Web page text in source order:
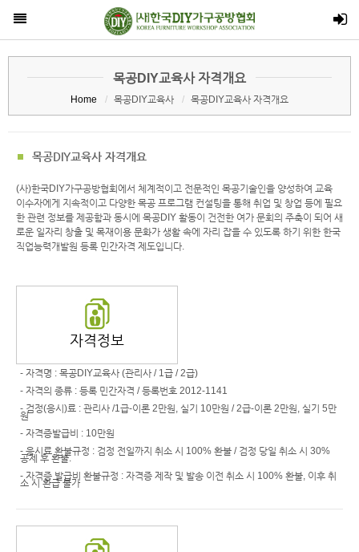
전체메뉴
협회회원
목공DIY교육사
목공DIY교육사 자격개요
목공DIY교육사 강사현황
협회지정교육기관
사이트이용안내
로그인
회원가입
이메일 무단수집거부
목공DIY교육사 자격개요
Home 목공DIY교육사 목공DIY교육사 자격개요
목공DIY교육사 자격개요
(사)한국DIY가구공방협회에서 체계적이고 전문적인 목공기술인을 양성하여 교육
이수자에게 지속적이고 다양한 목공 프로그램 컨설팅을 통해 취업 및 창업 등에 필요
한 관련 정보를 제공함과 동시에 목공DIY 활동이 건전한 여가 문회의 주축이 되어 새
로운 일자리 창출 및 목재이용 문화가 생활 속에 자리 잡을 수 있도록 하기 위한 한국
직업능력개발원 등록 민간자격 제도입니다.
자격정보
- 자격명 : 목공DIY교육사 (관리사 / 1급 / 2급)
- 자격의 종류 : 등록 민간자격 / 등록번호 2012-1141
- 검정(응시)료 : 관리사 /1급-이론 2만원, 실기 10만원 / 2급-이론 2만원, 실기 5만
원
- 자격증발급비 : 10만원
- 응시료 환불규정 : 검정 전일까지 취소 시 100% 환불 / 검정 당일 취소 시 30%
공제 후 환불.
- 자격증 발급비 환불규정 : 자격증 제작 및 발송 이전 취소 시 100% 환불, 이후 취
소 시 환급 불가